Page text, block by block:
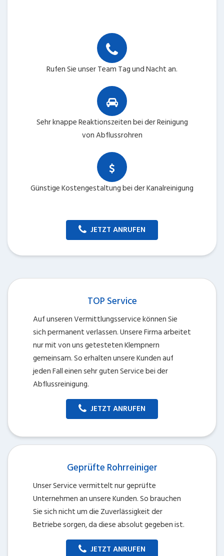
Rufen Sie unser Team Tag und Nacht an.
Sehr knappe Reaktionszeiten bei der Reinigung
von Abflussrohren
Günstige Kostengestaltung bei der Kanalreinigung
JETZT ANRUFEN
TOP Service
Auf unseren Vermittlungsservice können Sie
sich permanent verlassen. Unsere Firma arbeitet
nur mit von uns getesteten Klempnern
gemeinsam. So erhalten unsere Kunden auf
jeden Fall einen sehr guten Service bei der
Abflussreinigung.
JETZT ANRUFEN
Geprüfte Rohrreiniger
Unser Service vermittelt nur geprüfte
Unternehmen an unsere Kunden. So brauchen
Sie sich nicht um die Zuverlässigkeit der
Betriebe sorgen, da diese absolut gegeben ist.
JETZT ANRUFEN